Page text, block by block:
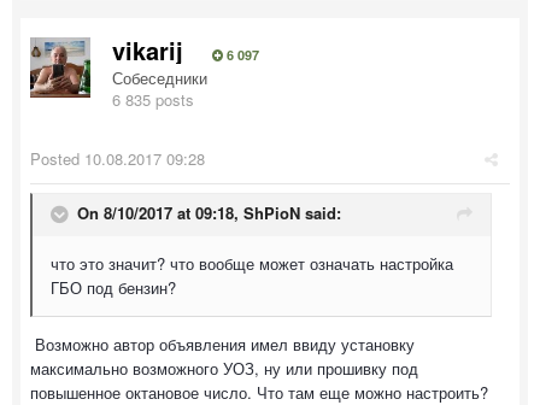
vikarij 6 097
Собеседники
6 835 posts
Posted 10.08.2017 09:28
On 8/10/2017 at 09:18, ShPioN said:
что это значит? что вообще может означать настройка
ГБО под бензин?
Возможно автор объявления имел ввиду установку
максимально возможного УОЗ, ну или прошивку под
повышенное октановое число. Что там еще можно настроить?